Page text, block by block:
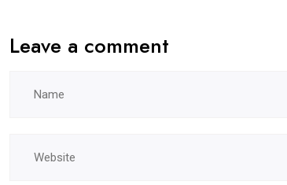
Leave a comment